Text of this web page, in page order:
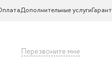
Дополнительные услуги
Перезвоните мне